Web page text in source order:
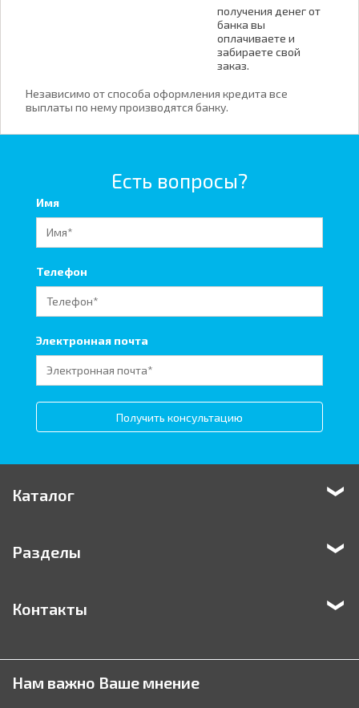
получения денег от
банка вы
оплачиваете и
забираете свой
заказ.
Независимо от способа оформления кредита все
выплаты по нему производятся банку.
Есть вопросы?
Имя
Телефон
Электронная почта
Получить консультацию
Каталог
Разделы
Контакты
Нам важно Ваше мнение